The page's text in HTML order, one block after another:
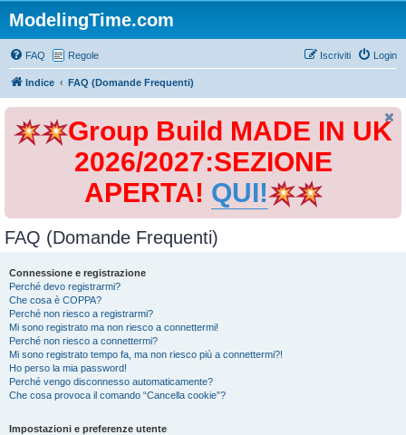
ModelingTime.com
FAQ Regole Login
Iscriviti
Indice FAQ (Domande Frequenti)
Group Build MADE IN UK
2026/2027:SEZIONE
APERTA! QUI!
FAQ (Domande Frequenti)
Connessione e registrazione
Perché devo registrarmi?
Che cosa è COPPA?
Perché non riesco a registrarmi?
Mi sono registrato ma non riesco a connettermi!
Perché non riesco a connettermi?
Mi sono registrato tempo fa, ma non riesco più a connettermi?!
Ho perso la mia password!
Perché vengo disconnesso automaticamente?
Che cosa provoca il comando “Cancella cookie”?
Impostazioni e preferenze utente